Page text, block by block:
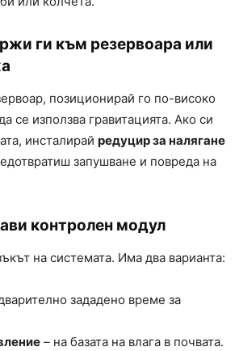
ги към резервоара или
позиционирай го по-високо
се използва гравитацията. Ако си
инсталирай редуцир за налягане
запушване и повреда на
контролен модул
на системата. Има два варианта:
зададено време за
– на базата на влага в почвата.